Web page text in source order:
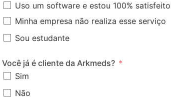
Uso um software e estou 100% satisfeito
Minha empresa não realiza esse serviço
Sou estudante
Você já é cliente da Arkmeds?
Sim
Não